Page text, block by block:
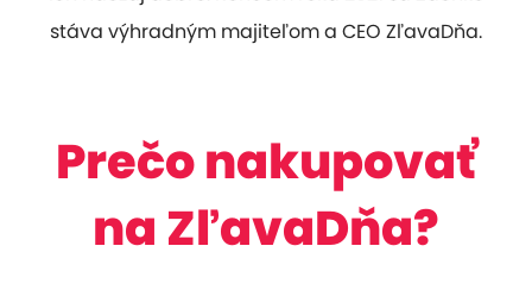
stáva výhradným majiteľom a CEO ZľavaDňa.
Prečo nakupovať
na ZľavaDňa?